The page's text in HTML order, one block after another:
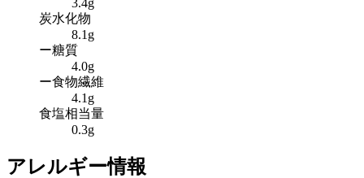
炭水化物
8.1g
ー糖質
4.0g
ー食物繊維
4.1g
食塩相当量
0.3g
アレルギー情報